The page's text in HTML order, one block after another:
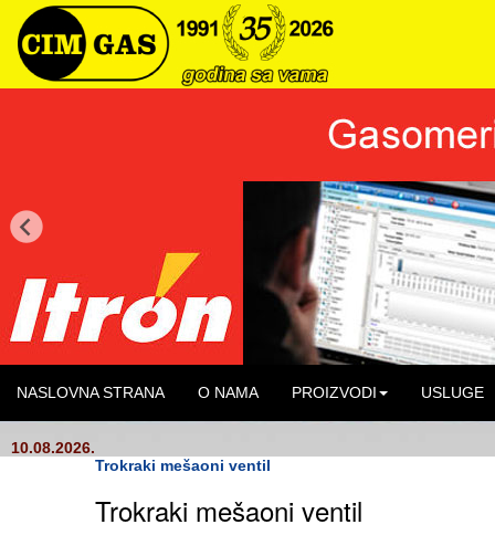
NASLOVNA STRANA O NAMA PROIZVODI USLUGE
10.08.2026.
Trokraki mešaoni ventil
Trokraki mešaoni ventil